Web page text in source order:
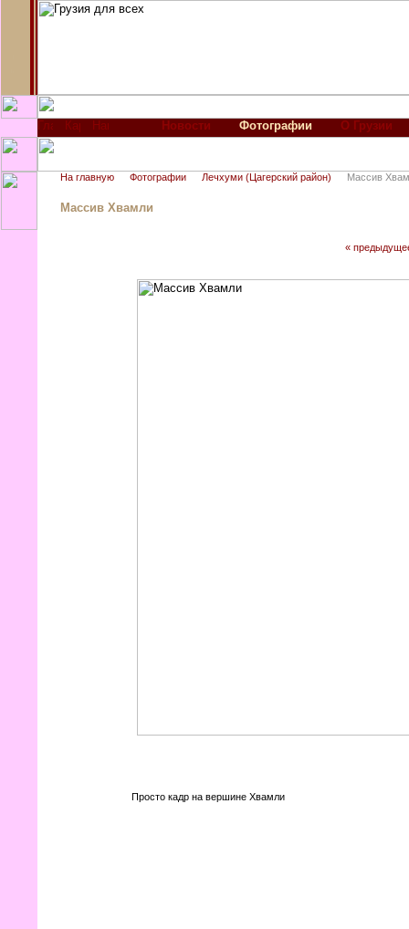
Новости Фотографии О Грузии
На главную Фотографии Лечхуми (Цагерский район) Массив
Массив Хвамли
«
Просто кадр на вершине Хвамли